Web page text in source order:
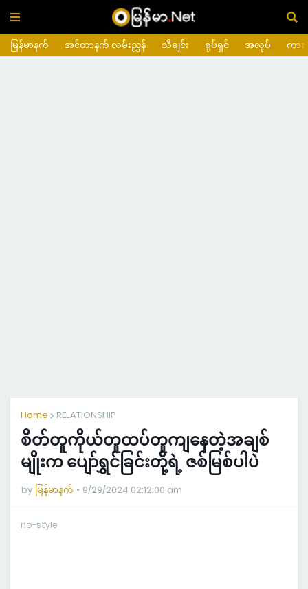
မြန်မာနက် အင်တာနက် လမ်းညွှန် သီချင်း ရုပ်ရှင် အလုပ် ကား
Home RELATIONSHIP
စိတ်တူကိုယ်တူထပ်တူကျနေတဲ့အချစ်
မျိုးက ပျော်ရွှင်ခြင်းတို့ရဲ့ ဇစ်မြစ်ပါပဲ
by မြန်မာနက် 9/29/2024 02:12:00 am
no-style